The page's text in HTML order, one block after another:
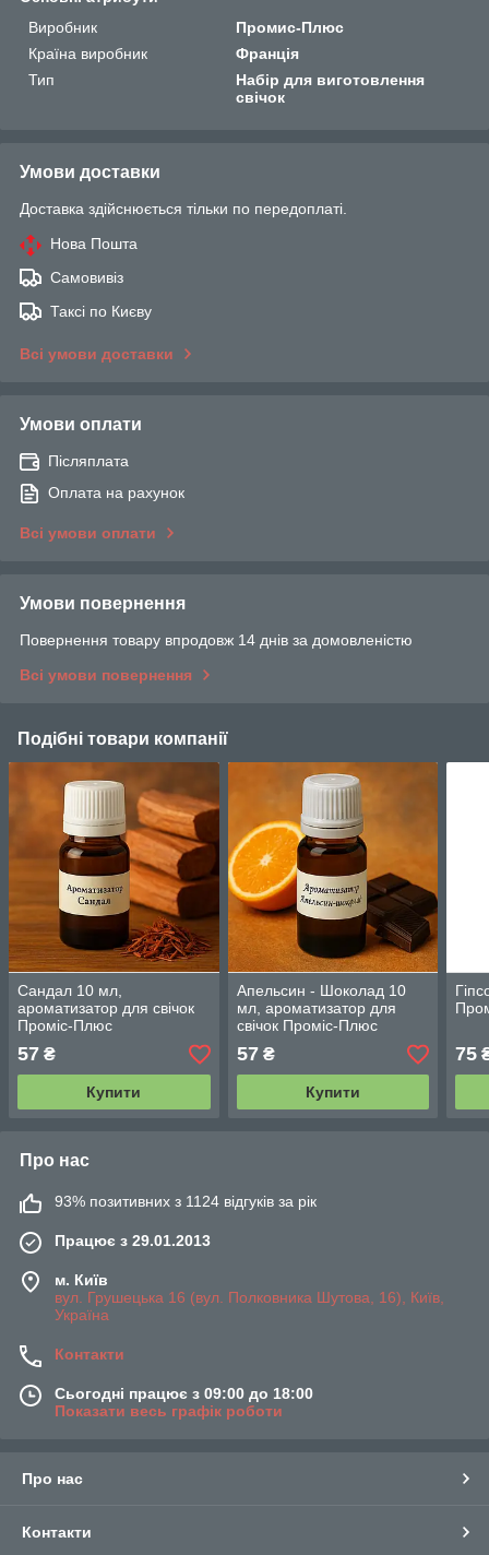
Виробник
Промис-Плюс
Країна виробник
Франція
Тип
Набір для виготовлення
свічок
Умови доставки
Доставка здійснюється тільки по передоплаті.
Нова Пошта
Самовивіз
Таксі по Києву
Всі умови доставки
Умови оплати
Післяплата
Оплата на рахунок
Всі умови оплати
Умови повернення
Повернення товару впродовж 14 днів за домовленістю
Всі умови повернення
Подібні товари компанії
Сандал 10 мл,
ароматизатор для свічок
Проміс-Плюс
57 ₴
Купити
Апельсин - Шоколад 10
мл, ароматизатор для
свічок Проміс-Плюс
57₴
Купити
75
Про нас
93% позитивних з 1124 відгуків за рік
Працює з 29.01.2013
м. Київ
вул. Грушецька 16 (вул. Полковника Шутова, 16), Київ,
Україна
Контакти
Сьогодні працює з 09:00 до 18:00
Показати весь графік роботи
Про нас
Контакти